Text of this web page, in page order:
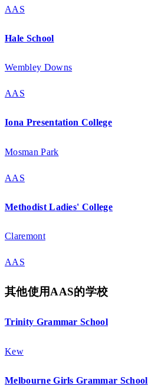
AAS
Hale School
Wembley Downs
AAS
Iona Presentation College
Mosman Park
AAS
Methodist Ladies' College
Claremont
AAS
其他使用AAS的学校
Trinity Grammar School
Kew
Melbourne Girls Grammar School